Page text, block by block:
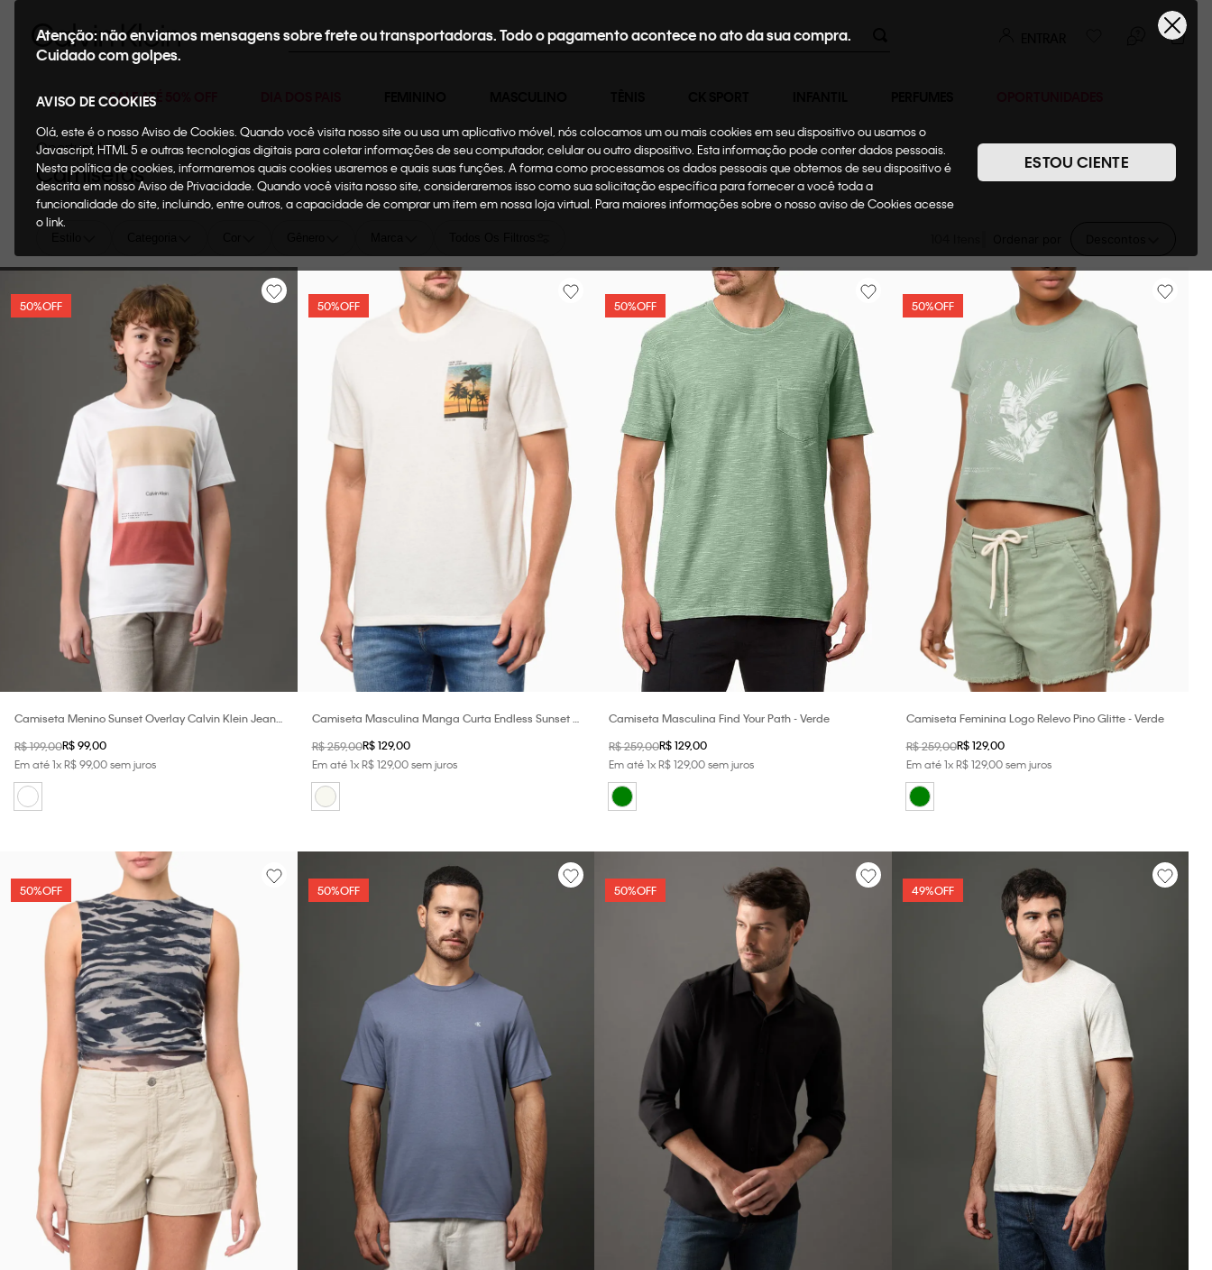
Buscar
SALE ATÉ 50% OFF
Atenção: não enviamos mensagens sobre frete ou transportadoras. Todo o pagamento acontece no ato da sua compra.
Cuidado com golpes.
AVISO DE COOKIES
Olá, este é o nosso Aviso de Cookies. Quando você visita nosso site ou usa um aplicativo móvel, nós colocamos um ou mais cookies em seu dispositivo ou usamos o
Javascript, HTML 5 e outras tecnologias digitais para coletar informações de seu computador, celular ou outro dispositivo. Esta informação pode conter dados pessoais.
Nesta política de cookies, informaremos quais cookies usaremos e quais suas funções. A forma como processamos os dados pessoais que obtemos de seu dispositivo é
descrita em nosso Aviso de Privacidade. Quando você visita nosso site, consideraremos isso como sua solicitação específica para fornecer a você toda a
funcionalidade do site, incluindo, entre outros, a capacidade de comprar um item em nossa loja virtual. Para maiores informações sobre o nosso aviso de Cookies acesse
o link.
ESTOU CIENTE
Oportunidades
Camisetas
50%OFF
Camiseta Menino Sunset Overlay Calvin Klein Jeans
R$199,00R$99,00
Em até1xR$99,00sem juros
50%OFF
Camiseta Masculina Manga Curta Endless Sunset -
R$259,00R$ 129,00
Em até1xR$ 129,00sem juros
50%OFF
Camiseta Masculina Find Your Path - Verde
R$259,00R$129,00
Em até1xR$129,00sem juros
50%OFF
Camiseta Feminina Logo Relevo Pino Glitte - Verde
R$259,00R$ 129,00
Em até1xR$ 129,00sem juros
50%OFF 50%OFF 50%OFF 49%OFF